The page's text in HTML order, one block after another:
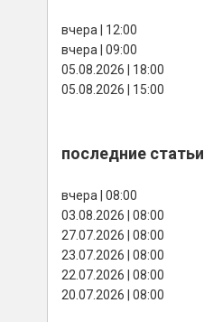
вчера | 12:00
вчера | 09:00
05.08.2026 | 18:00
05.08.2026 | 15:00
последние статьи
вчера | 08:00
03.08.2026 | 08:00
27.07.2026 | 08:00
23.07.2026 | 08:00
22.07.2026 | 08:00
20.07.2026 | 08:00